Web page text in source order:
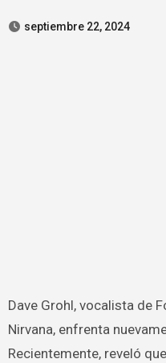
septiembre 22, 2024
Dave Grohl, vocalista de Foo Fighters y ex baterista de
Nirvana, enfrenta
Recientemente, reveló